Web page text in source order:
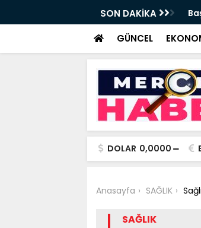
SON DAKİKA
Tırpan görevinden ayrıldı - Videolu
GÜNCEL
DOLAR 0,0000
Anasayfa SAĞLIK
SAĞLIK